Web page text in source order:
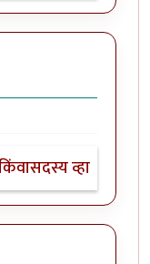
सदस्य व्हा